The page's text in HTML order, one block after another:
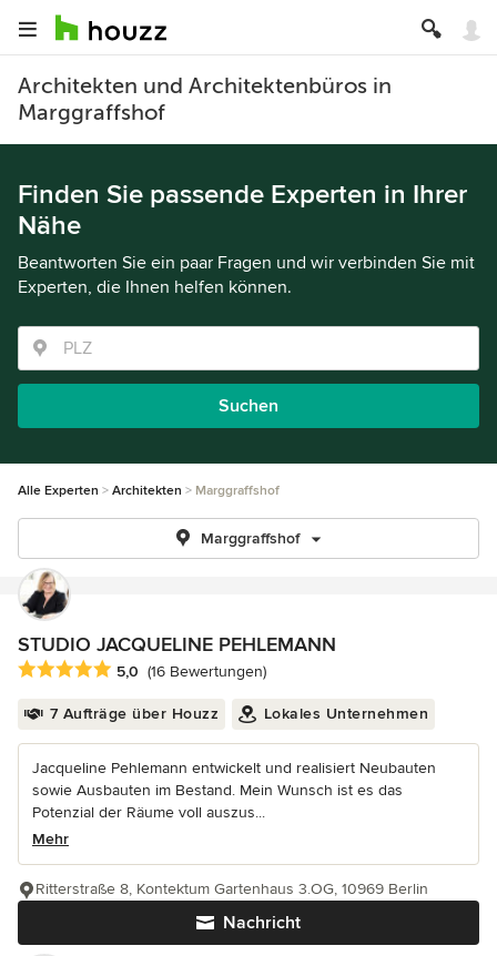
Architekten und Architektenbüros in
Marggraffshof
Finden Sie passende Experten in Ihrer
Nähe
Beantworten Sie ein paar Fragen und wir verbinden Sie mit
Experten, die Ihnen helfen können.
Suchen
Alle Experten Architekten Marggraffshof
Marggraffshof
STUDIO JACQUELINE PEHLEMANN
Durchschnittliche Bewertung: 5 von 5 Sternen
5,0 (16 Bewertungen)
7 Aufträge über Houzz Lokales Unternehmen
Jacqueline Pehlemann entwickelt und realisiert Neubauten
sowie Ausbauten im Bestand. Mein Wunsch ist es das
Potenzial der Räume voll auszus...
Mehr
Nachricht
Ritterstraße 8, Kontektum Gartenhaus 3.OG, 10969 Berlin